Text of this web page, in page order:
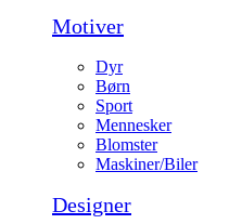
Motiver
Dyr
Børn
Sport
Mennesker
Blomster
Maskiner/Biler
Designer